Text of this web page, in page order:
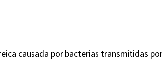
causada por bacterias transmitidas